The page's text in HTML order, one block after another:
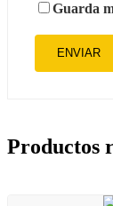
Guarda
Productos